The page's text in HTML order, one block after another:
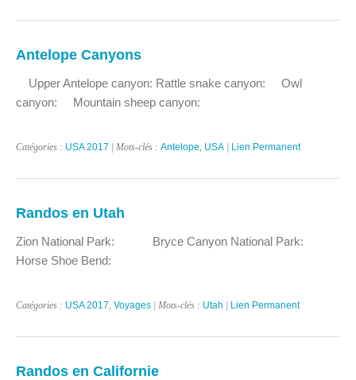
Antelope Canyons
Upper Antelope canyon: Rattle snake canyon: Owl
canyon: Mountain sheep canyon:
Catégories : USA 2017 | Mots-clés : Antelope USA | Lien Permanent
Randos en Utah
Zion National Park: Bryce Canyon National Park:
Horse Shoe Bend:
Catégories : USA 2017 Voyages | Mots-clés : Utah | Lien Permanent
Randos en Californie